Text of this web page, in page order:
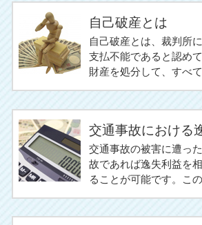
自己破産とは
自己破産とは、裁判所
支払不能であると認め
財産を処分して、すべ
交通事故における
交通事故の被害に遭っ
故であれば逸失利益を
ることが可能です。こ